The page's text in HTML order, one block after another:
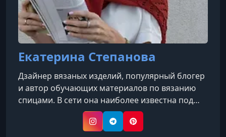
Екатерина Степанова
Дзайнер вязаных изделий, популярный блогер
и автор обучающих материалов по вязанию
спицами. В сети она наиболее известна под
творческим псевдонимом и названием своего
проекта WOOl.style.InstagramTelegramPinterest